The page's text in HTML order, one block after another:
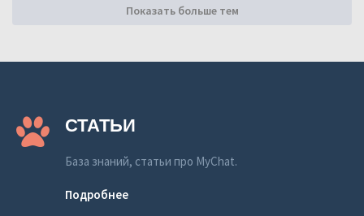
Показать больше тем
СТАТЬИ
База знаний, статьи про MyChat.
Подробнее